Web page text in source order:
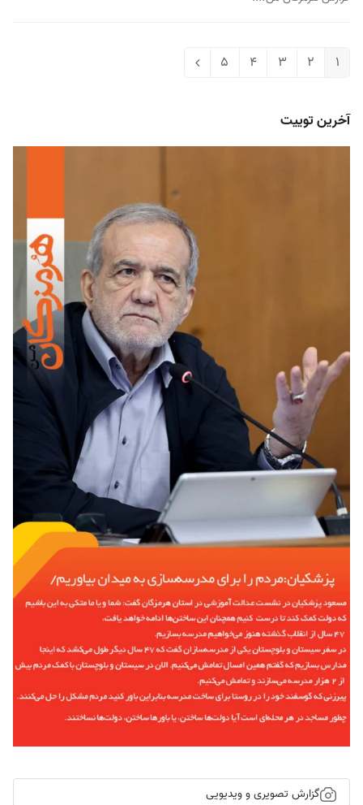
Page1
Page2
Page3
Page4
Page5
Next
آخرین توییت
گزارش تصویری و ویدیویی